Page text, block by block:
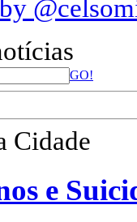
GO!
Cidade
e